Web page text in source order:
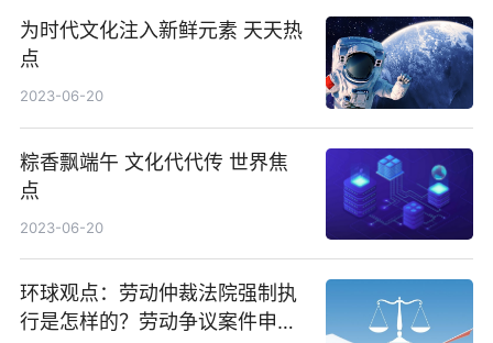
为时代文化注入新鲜元素 天天热
点
2023-06-20
粽香飘端午 文化代代传 世界焦
点
2023-06-20
环球观点：劳动仲裁法院强制执
行是怎样的？劳动争议案件申请